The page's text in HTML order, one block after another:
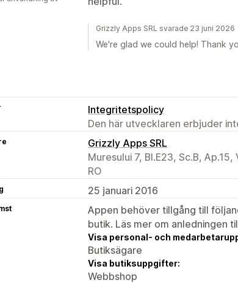
Grizzly Apps SRL svarade 23 juni 2026
We're glad we could help! Thank
Integritetspolicy
Den här utvecklaren erbjuder
Grizzly Apps SRL
Muresului 7, Bl.E23, Sc.B,
RO
25 januari 2016
Appen behöver tillgång till
butik. Läs mer om anledningen
Visa personal- och
Butiksägare
Visa butiksuppgifter:
Webbshop